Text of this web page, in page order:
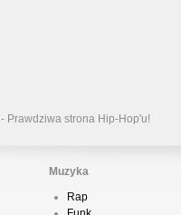
- Prawdziwa strona Hip-Hop'u!
Muzyka
Rap